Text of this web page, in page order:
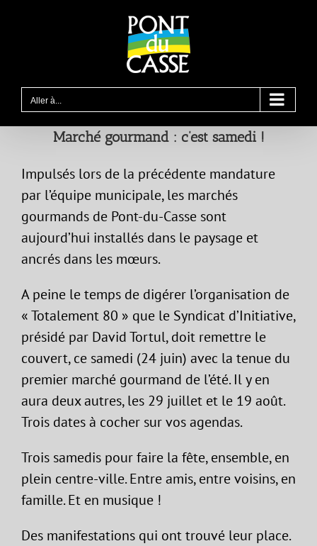
Aller à...
Marché gourmand : c’est samedi !
Impulsés lors de la précédente mandature
par l’équipe municipale, les marchés
gourmands de Pont-du-Casse sont
aujourd’hui installés dans le paysage et
ancrés dans les mœurs.
A peine le temps de digérer l’organisation de
« Totalement 80 » que le Syndicat d’Initiative,
présidé par David Tortul, doit remettre le
couvert, ce samedi (24 juin) avec la tenue du
premier marché gourmand de l’été. Il y en
aura deux autres, les 29 juillet et le 19 août.
Trois dates à cocher sur vos agendas.
Trois samedis pour faire la fête, ensemble, en
plein centre-ville. Entre amis, entre voisins, en
famille. Et en musique !
Des manifestations qui ont trouvé leur place.